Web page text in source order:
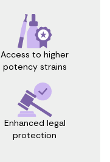
Access to higher
potency strains
Enhanced legal
protection